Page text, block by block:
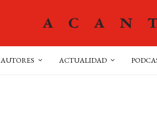
AUTORES ACTUALIDAD